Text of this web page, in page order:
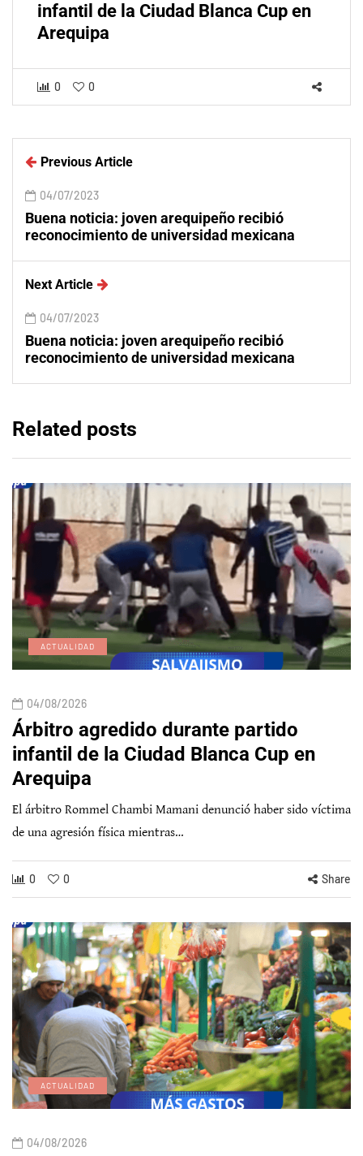
infantil de la Ciudad Blanca Cup en
Arequipa
0 0
Previous Article
04/07/2023
Buena noticia: joven arequipeño recibió
reconocimiento de universidad mexicana
Next Article
04/07/2023
Buena noticia: joven arequipeño recibió
reconocimiento de universidad mexicana
Related posts
ACTUALIDAD
04/08/2026
Árbitro agredido durante partido
infantil de la Ciudad Blanca Cup en
Arequipa
El árbitro Rommel Chambi Mamani denunció haber sido víctima
de una agresión física mientras…
0 0 Share
ACTUALIDAD
04/08/2026